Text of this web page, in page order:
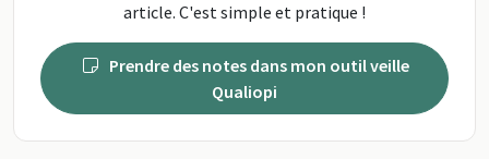
article. C'est simple et pratique !
Qualiopi